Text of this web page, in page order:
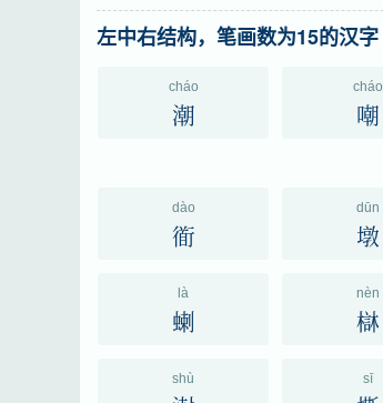
左中右结构，笔画数为15的汉字
cháo
潮
cháo
嘲
dào
衜
dūn
墩
là
蝲
nèn
㯎
shù sī